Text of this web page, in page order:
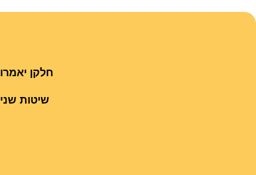
​חלקן
​שיטות